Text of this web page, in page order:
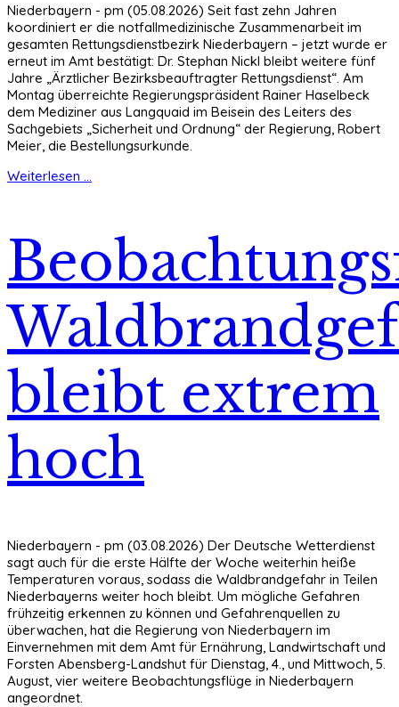
Niederbayern - pm (05.08.2026) Seit fast zehn Jahren
koordiniert er die notfallmedizinische Zusammenarbeit im
gesamten Rettungsdienstbezirk Niederbayern – jetzt wurde er
erneut im Amt bestätigt: Dr. Stephan Nickl bleibt weitere fünf
Jahre „Ärztlicher Bezirksbeauftragter Rettungsdienst“. Am
Montag überreichte Regierungspräsident Rainer Haselbeck
dem Mediziner aus Langquaid im Beisein des Leiters des
Sachgebiets „Sicherheit und Ordnung“ der Regierung, Robert
Meier, die Bestellungsurkunde.
Weiterlesen ...
bleibt extrem
hoch
Niederbayern - pm (03.08.2026) Der Deutsche Wetterdienst
sagt auch für die erste Hälfte der Woche weiterhin heiße
Temperaturen voraus, sodass die Waldbrandgefahr in Teilen
Niederbayerns weiter hoch bleibt. Um mögliche Gefahren
frühzeitig erkennen zu können und Gefahrenquellen zu
überwachen, hat die Regierung von Niederbayern im
Einvernehmen mit dem Amt für Ernährung, Landwirtschaft und
Forsten Abensberg-Landshut für Dienstag, 4., und Mittwoch, 5.
August, vier weitere Beobachtungsflüge in Niederbayern
angeordnet.